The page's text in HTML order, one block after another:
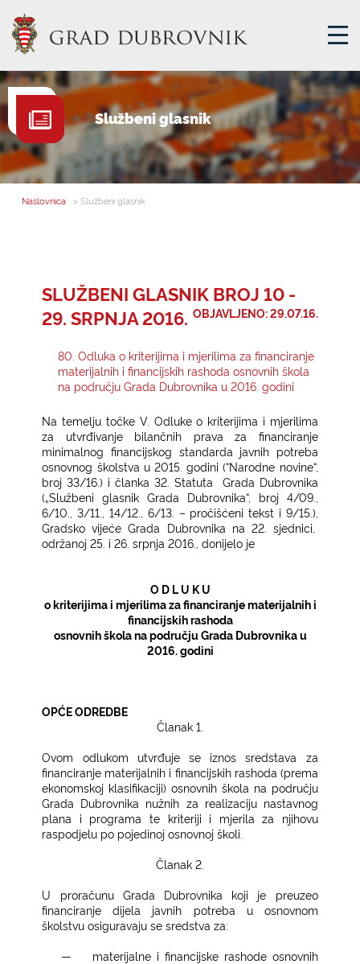
GRADSKA UPRAVA
GRADONAČELNIK
MJESNA SAMOUPRAVA
E-USLUGE
KONTAKTI
Službeni glasnik
Naslovnica > Službeni glasnik
SLUŽBENI GLASNIK BROJ 10 -
29. SRPNJA 2016. OBJAVLJENO: 29.07.16.
80. Odluka o kriterijima i mjerilima za financiranje
materijalnih i financijskih rashoda osnovnih škola
na području Grada Dubrovnika u 2016. godini
Na temelju točke V. Odluke o kriterijima i mjerilima
za utvrđivanje bilančnih prava za financiranje
minimalnog financijskog standarda javnih potreba
osnovnog školstva u 2015. godini (“Narodne novine“,
broj 33/16.) i članka 32. Statuta
Grada Dubrovnika
(„Službeni glasnik Grada Dubrovnika“, broj 4/09.,
6/10., 3/11., 14/12., 6/13. – pročišćeni tekst i 9/15.),
Gradsko vijeće Grada Dubrovnika na 22. sjednici,
održanoj 25. i 26. srpnja 2016., donijelo je
O D L U K U
o kriterijima i mjerilima za financiranje materijalnih i
financijskih rashoda
osnovnih škola na području Grada Dubrovnika u
2016. godini
OPĆE ODREDBE
Članak 1.
Ovom odlukom utvrđuje se iznos sredstava za
financiranje materijalnih i financijskih rashoda (prema
ekonomskoj klasifikaciji) osnovnih škola na području
Grada Dubrovnika nužnih za realizaciju nastavnog
plana i programa te kriteriji i mjerila za njihovu
raspodjelu po pojedinoj osnovnoj školi.
Članak 2.
U proračunu Grada Dubrovnika koji je preuzeo
financiranje dijela javnih potreba u osnovnom
školstvu osiguravaju se sredstva za:
―
materijalne i financijske rashode osnovnih